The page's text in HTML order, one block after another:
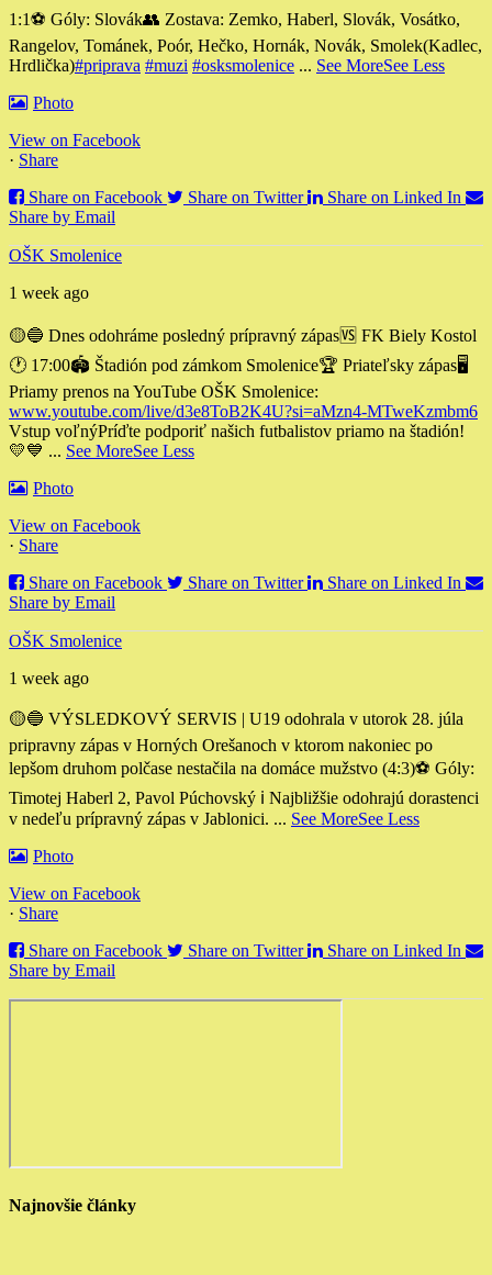
1:1⚽️ Góly: Slovák👥 Zostava: Zemko, Haberl, Slovák, Vosátko,
Rangelov, Tománek, Poór, Hečko, Hornák, Novák, Smolek(Kadlec,
Hrdlička)#priprava #muzi #osksmolenice ... See MoreSee Less
Photo
View on Facebook
· Share
Share on Facebook
Share on Twitter
Share on Linked In
Share by Email
OŠK Smolenice
1 week ago
🟡🔵 Dnes odohráme posledný prípravný zápas🆚 FK Biely Kostol
🕐 17:00🏟 Štadión pod zámkom Smolenice🏆 Priateľsky zápas🖥
Priamy prenos na YouTube OŠK Smolenice:
www.youtube.com/live/d3e8ToB2K4U?si=aMzn4-MTweKzmbm6
Vstup voľnýPríďte podporiť našich futbalistov priamo na štadión!
💛💙 ... See MoreSee Less
Photo
View on Facebook
· Share
Share on Facebook
Share on Twitter
Share on Linked In
Share by Email
OŠK Smolenice
1 week ago
🟡🔵 VÝSLEDKOVÝ SERVIS | U19 odohrala v utorok 28. júla
pripravny zápas v Horných Orešanoch v ktorom nakoniec po
lepšom druhom polčase nestačila na domáce mužstvo (4:3)⚽️ Góly:
Timotej Haberl 2, Pavol Púchovský ℹ️ Najbližšie odohrajú dorastenci
v nedeľu prípravný zápas v Jablonici. ... See MoreSee Less
Photo
View on Facebook
· Share
Share on Facebook
Share on Twitter
Share on Linked In
Share by Email
Najnovšie články